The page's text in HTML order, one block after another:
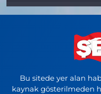
Bu sitede yer alan
kaynak gösterilmeden